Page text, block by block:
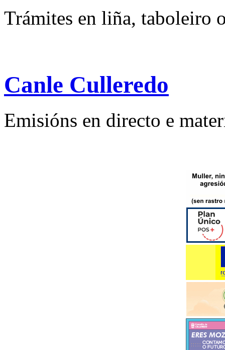
Trámites en liña, taboleiro
Canle Culleredo
Emisións en directo e